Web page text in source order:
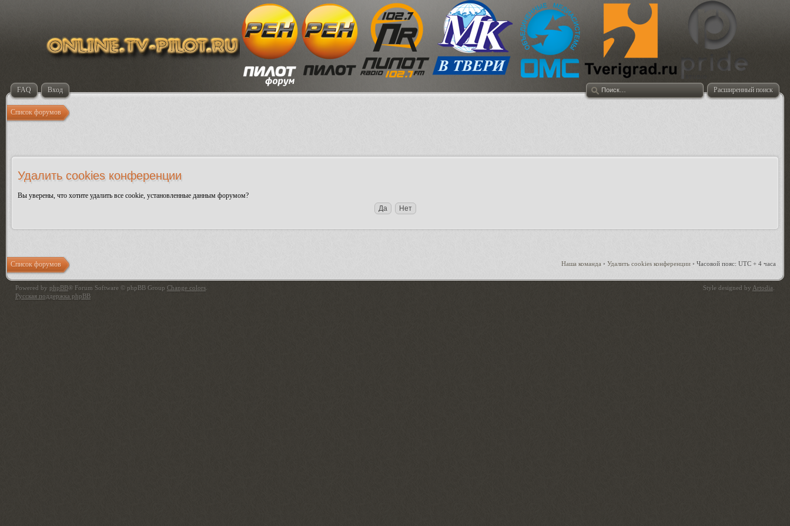
Расширенный поиск
FAQ Вход
Список форумов
Удалить cookies конференции
Вы уверены, что хотите удалить все cookie, установленные данным форумом?
Наша команда • Удалить cookies конференции • Часовой пояс: UTC + 4 часа
Список форумов
Powered by phpBB® Forum Software © phpBB Group Change colors
Русская поддержка phpBB
Style designed by Artodia